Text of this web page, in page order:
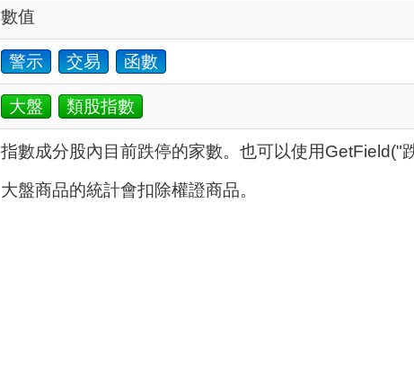
數值
警示 交易 函數
大盤 類股指數
指數成分股內目前跌停的家數。也可以使用GetField("
大盤商品的統計會扣除權證商品。